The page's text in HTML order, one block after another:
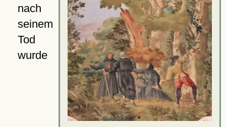
nach
seinem
Tod
wurde